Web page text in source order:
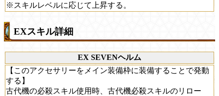
※スキルレベルに応じて上昇する。
EXスキル詳細
EX SEVENヘルム
【このアクセサリーをメイン装備枠に装備することで発動
する】
古代機の必殺スキル使用時、古代機必殺スキルのリロー